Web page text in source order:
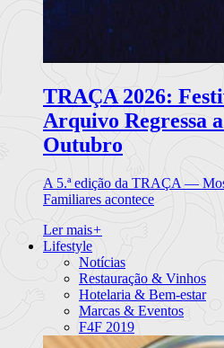
TRAÇA 2026:
Arquivo Regressa
Outubro
A 5.ª edição da TRAÇA —
Familiares acontece
Ler mais+
Lifestyle
Notícias
Restauração & Vinhos
Hotelaria & Bem-estar
Marcas & Eventos
F4F 2019